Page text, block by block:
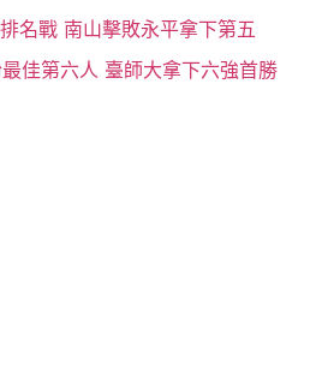
名戰 南山擊敗永平拿下第五
佳第六人 臺師大拿下六強首勝